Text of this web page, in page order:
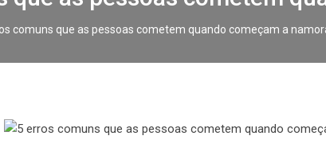
comuns que as pessoas cometem quando começam a